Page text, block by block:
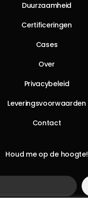
Duurzaamheid
Certificeringen
Cases
Over
Privacybeleid
Leveringsvoorwaarden
Contact
Houd me op de hoogte!